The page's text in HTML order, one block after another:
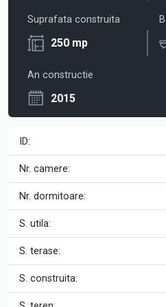
Suprafata construita
250 mp
An constructie
2015
ID:
Nr. camere:
Nr. dormitoare:
S. utila:
S. terase:
S. construita: